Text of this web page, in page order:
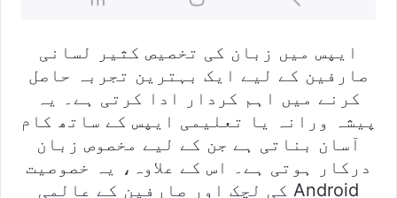
ایپس میں زبان کی تخصیص کثیر لسانی
صارفین کے لیے ایک بہترین تجربہ حاصل
کرنے میں اہم کردار ادا کرتی ہے۔ یہ
پیشہ ورانہ یا تعلیمی ایپس کے ساتھ کام
آسان بناتی ہے جن کے لیے مخصوص زبان
درکار ہوتی ہے۔ اس کے علاوہ، یہ خصوصیت
Android کی لچک اور صارفین کے عالمی